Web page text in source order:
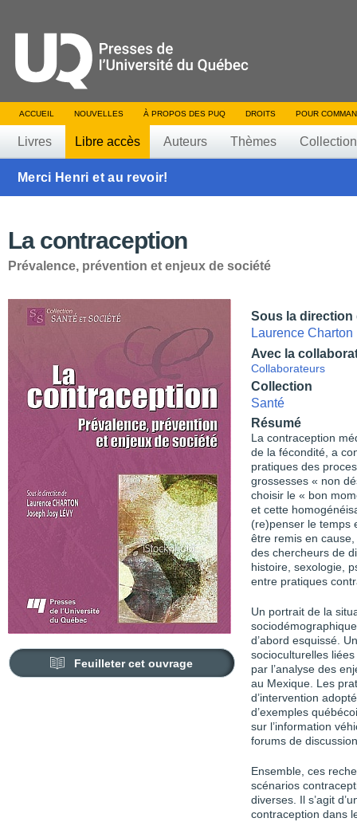
ACCUEIL NOUVELLES À PROPOS DES PUQ DROITS POUR
Livres Libre accès Auteurs Thèmes
Merci Henri et au revoir!
La contraception
Prévalence, prévention et enjeux de société
Feuilleter cet ouvrage
Sous la direction
Laurence Charton
Avec la
Collaborateurs
Collection
Santé
Résumé
La contraception
de la fécondité, a
pratiques des
grossesses « non
choisir le « bon
et cette
(re)penser le temps
être remis en
des chercheurs de
histoire, sexologie,
entre pratiques
Un portrait de la
d’abord esquissé.
socioculturelles
par l’analyse des
au Mexique. Les
d’intervention
d’exemples
sur l’information
forums de
Ensemble, ces
scénarios
diverses. Il s’agit
contraception dans